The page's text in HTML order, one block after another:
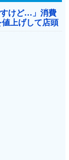
すけど…」消費
上げして店頭